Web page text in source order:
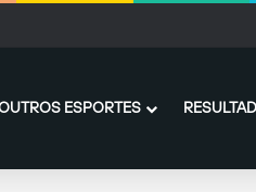
ESPORTES